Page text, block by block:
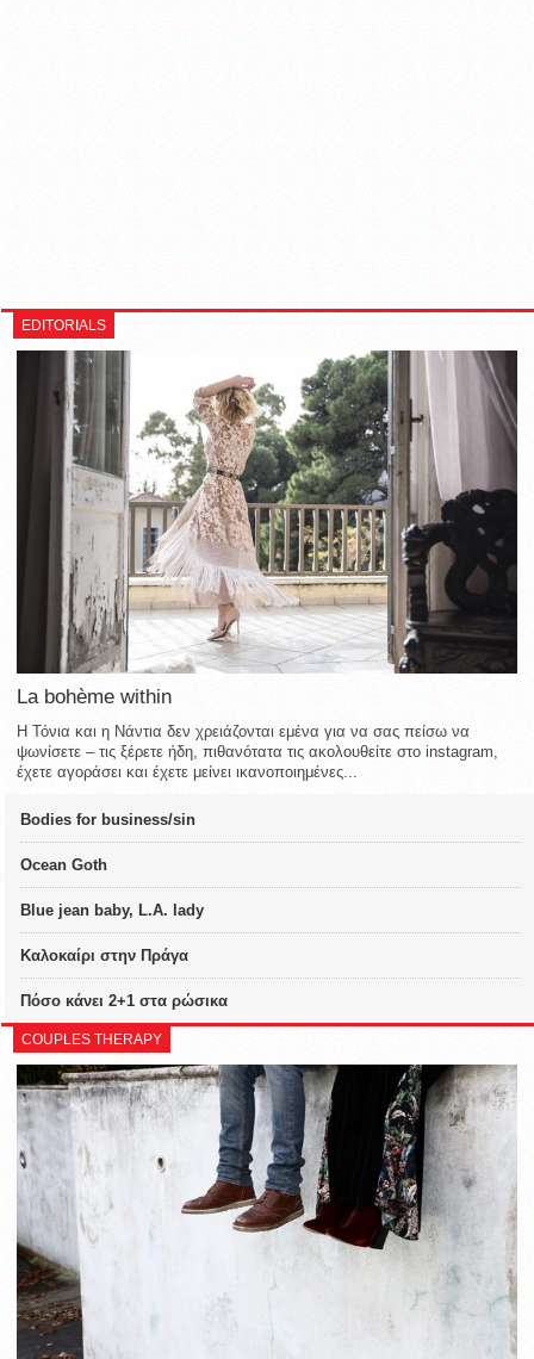
EDITORIALS
La bohème within
Η Τόνια και η Νάντια δεν χρειάζονται εμένα για να σας πείσω να
ψωνίσετε – τις ξέρετε ήδη, πιθανότατα τις ακολουθείτε στο instagram,
έχετε αγοράσει και έχετε μείνει ικανοποιημένες...
Bodies for business/sin
Ocean Goth
Blue jean baby, L.A. lady
Καλοκαίρι στην Πράγα
Πόσο κάνει 2+1 στα ρώσικα
COUPLES THERAPY